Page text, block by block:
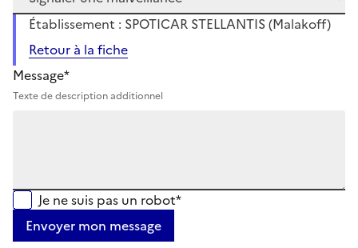
Établissement : SPOTICAR STELLANTIS (Malakoff)
Retour à la fiche
Message*
Texte de description additionnel
Je ne suis pas un robot*
Envoyer mon message